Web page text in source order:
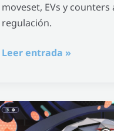
moveset, EVs y
regulación.
Leer entrada »
Incineroar